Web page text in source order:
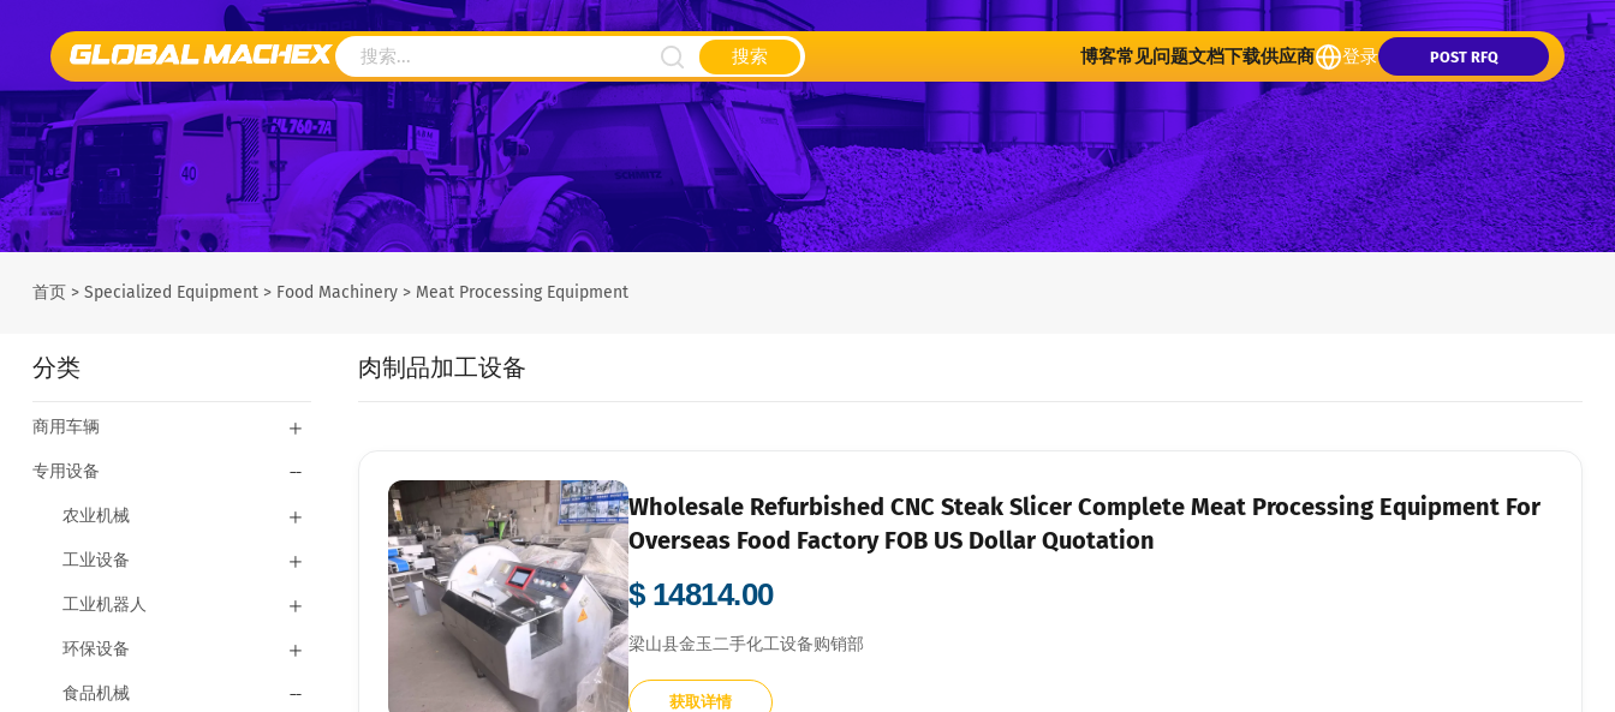
搜索 博客常见问题文档下载供应商 登录 POST RFQ
首页> Specialized Equipment> Food Machinery> Meat Processing Equipment
分类
商用车辆
专用设备
农业机械
工业设备
工业机器人
环保设备
食品机械
肉制品加工设备
Wholesale Refurbished CNC Steak Slicer Complete Meat Processing Equipment For
Overseas Food Factory FOB US Dollar Quotation
$ 14814.00
梁山县金玉二手化工设备购销部
获取详情